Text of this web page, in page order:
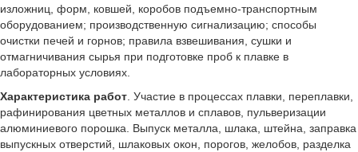
изложниц, форм, ковшей, коробов подъемно-транспортным
оборудованием; производственную сигнализацию; способы
очистки печей и горнов; правила взвешивания, сушки и
отмагничивания сырья при подготовке проб к плавке в
лабораторных условиях.
Характеристика работ . Участие в процессах плавки, переплавки,
рафинирования цветных металлов и сплавов, пульверизации
алюминиевого порошка. Выпуск металла, шлака, штейна, заправка
выпускных отверстий, шлаковых окон, порогов, желобов, разделка